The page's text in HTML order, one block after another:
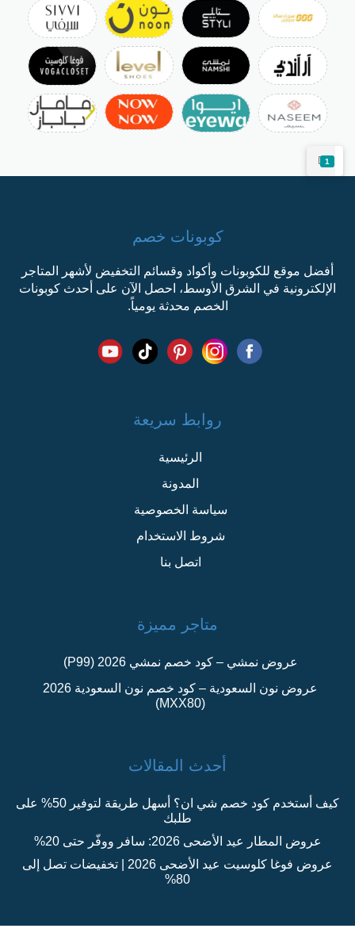
1
كوبونات خصم
أفضل موقع للكوبونات وأكواد وقسائم التخفيض لأشهر المتاجر
الإلكترونية في الشرق الأوسط، احصل الآن على أحدث كوبونات
الخصم محدثة يومياً.
روابط سريعة
الرئيسية
المدونة
سياسة الخصوصية
شروط الاستخدام
اتصل بنا
متاجر مميزة
عروض نمشي – كود خصم نمشي 2026 (P99)
عروض نون السعودية – كود خصم نون السعودية 2026
(MXX80)
أحدث المقالات
كيف أستخدم كود خصم شي ان؟ أسهل طريقة لتوفير 50% على
طلبك
عروض المطار عيد الأضحى 2026: سافر ووفّر حتى 20%
عروض فوغا كلوسيت عيد الأضحى 2026 | تخفيضات تصل إلى
80%